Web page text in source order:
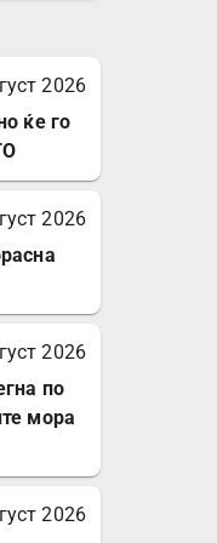
на
2026
ќе го
2026
2026
по
мора
2026